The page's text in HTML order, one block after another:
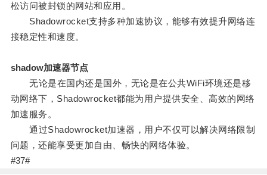
松访问被封锁的网站和应用。
Shadowrocket支持多种加速协议，能够有效提升网络连
接稳定性和速度。
shadow加速器节点
无论是在国内还是国外，无论是在公共WiFi环境还是移
动网络下，Shadowrocket都能为用户提供安全、高效的网络
加速服务。
通过Shadowrocket加速器，用户不仅可以解决网络限制
问题，还能享受更加自由、畅快的网络体验。
#37#